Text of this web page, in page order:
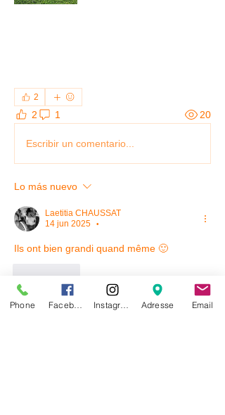
2
2 1 20
Escribir un comentario...
Lo más nuevo
Laetitia CHAUSSAT
14 jun 2025
•
Ils ont bien grandi quand même 🙂
À propos
Phone Adresse Email